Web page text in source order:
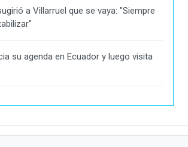
a Villarruel que se vaya: "Siempre
su agenda en Ecuador y luego visita